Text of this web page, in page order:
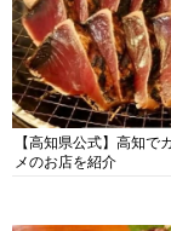
【高知県公式】高知
メのお店を紹介